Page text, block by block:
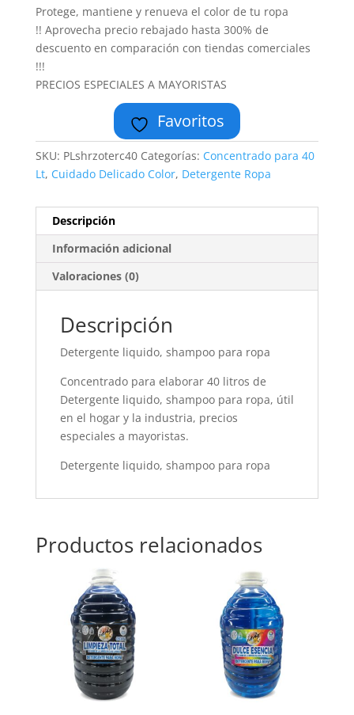
Protege, mantiene y renueva el color de tu ropa
!! Aprovecha precio rebajado hasta 300% de
descuento en comparación con tiendas comerciales
!!!
PRECIOS ESPECIALES A MAYORISTAS
Favoritos
SKU: PLshrzoterc40 Categorías: Concentrado para 40
Lt, Cuidado Delicado Color, Detergente Ropa
Descripción
Información adicional
Valoraciones (0)
Descripción
Detergente liquido, shampoo para ropa
Concentrado para elaborar 40 litros de
Detergente liquido, shampoo para ropa, útil
en el hogar y la industria, precios
especiales a mayoristas.
Detergente liquido, shampoo para ropa
Productos relacionados